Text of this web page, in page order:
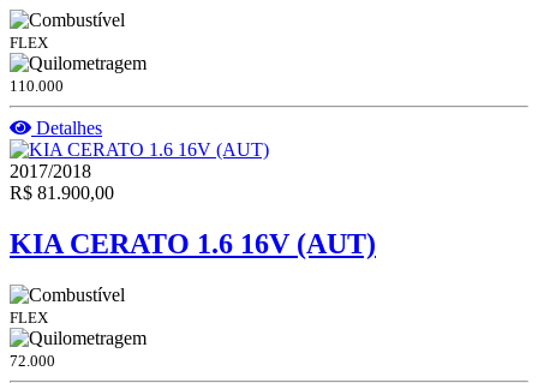
FLEX
110.000
Detalhes
2017/2018
R$ 81.900,00
KIA CERATO 1.6 16V (AUT)
FLEX
72.000